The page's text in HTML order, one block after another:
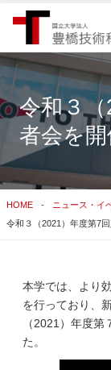
令和３
者会を
HOME
ニュース・イ
令和３（2021）年度第7
本学では、より
を行っており、
（2021）年度
た。